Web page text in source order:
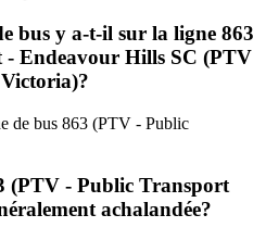
bus y a-t-il sur la ligne 863
- Endeavour Hills SC (PTV
de bus 863 (PTV - Public
(PTV - Public Transport
achalandée?